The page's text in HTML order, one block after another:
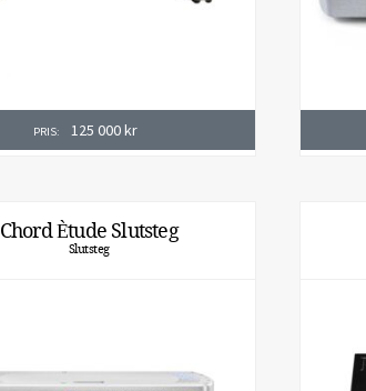
PRIS: 125 000kr
Chord Ètude Slutsteg
Slutsteg